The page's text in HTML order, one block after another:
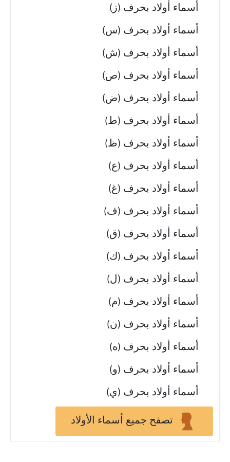
أسماء أولاد بحرف (ز)
أسماء أولاد بحرف (س)
أسماء أولاد بحرف (ش)
أسماء أولاد بحرف (ص)
أسماء أولاد بحرف (ض)
أسماء أولاد بحرف (ط)
أسماء أولاد بحرف (ظ)
أسماء أولاد بحرف (ع)
أسماء أولاد بحرف (غ)
أسماء أولاد بحرف (ف)
أسماء أولاد بحرف (ق)
أسماء أولاد بحرف (ك)
أسماء أولاد بحرف (ل)
أسماء أولاد بحرف (م)
أسماء أولاد بحرف (ن)
أسماء أولاد بحرف (ه)
أسماء أولاد بحرف (و)
أسماء أولاد بحرف (ي)
تصفح جميع أسماء الأولاد